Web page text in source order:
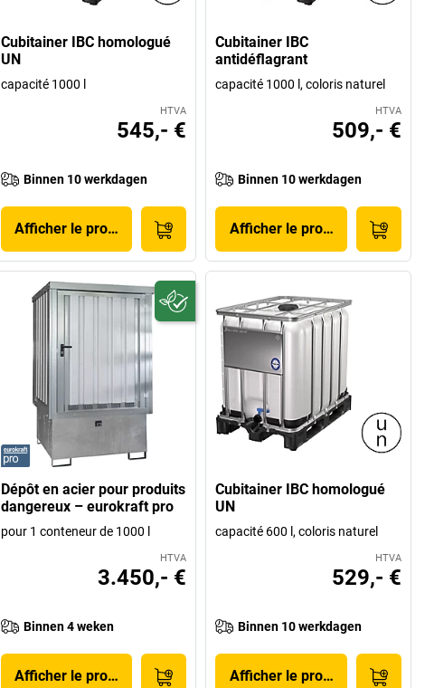
Cubitainer IBC homologué
UN
capacité 1000 l
HTVA
545,- €
Binnen 10 werkdagen
Afficher le produit
Cubitainer IBC
antidéflagrant
capacité 1000 l, coloris naturel
HTVA
509,- €
Binnen 10 werkdagen
Afficher le produit
Dépôt en acier pour produits
dangereux – eurokraft pro
pour 1 conteneur de 1000 l
HTVA
3.450,- €
Binnen 4 weken
Afficher le produit
Cubitainer IBC homologué
UN
capacité 600 l, coloris naturel
HTVA
529,- €
Binnen 10 werkdagen
Afficher le produit